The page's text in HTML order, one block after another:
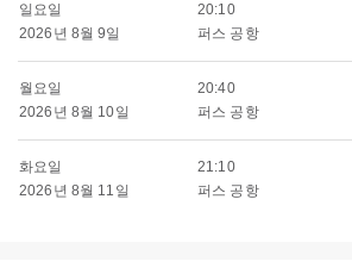
일요일
2026년 8월 9일
20:10
퍼스 공항
월요일
2026년 8월 10일
20:40
퍼스 공항
화요일
2026년 8월 11일
21:10
퍼스 공항